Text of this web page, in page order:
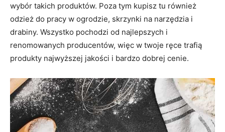
wybór takich produktów. Poza tym kupisz tu również
odzież do pracy w ogrodzie, skrzynki na narzędzia i
drabiny. Wszystko pochodzi od najlepszych i
renomowanych producentów, więc w twoje ręce trafią
produkty najwyższej jakości i bardzo dobrej cenie.